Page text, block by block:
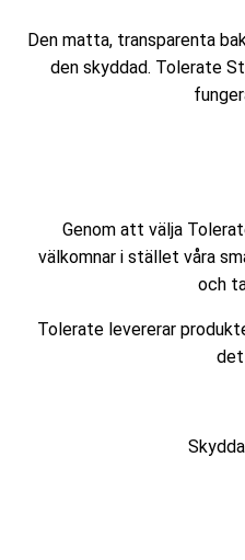
Den matta, transparenta
den skyddad. Tolerate
Genom att välja
välkomnar i stället våra
och
Tolerate levererar
det